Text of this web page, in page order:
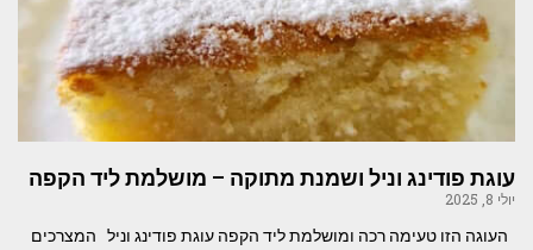
עוגת פודינג וניל ושמנת מתוקה – מושלמת ליד הקפה
יולי 8, 2025
העוגה הזו טעימה רכה ומושלמת ליד הקפה עוגת פודינג וניל המצרכים